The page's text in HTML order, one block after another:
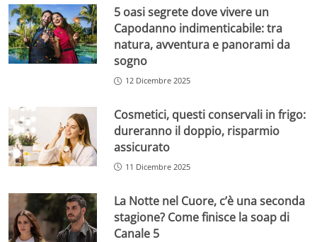
5 oasi segrete dove vivere un
Capodanno indimenticabile: tra
natura, avventura e panorami da
sogno
12 Dicembre 2025
Cosmetici, questi conservali in frigo:
dureranno il doppio, risparmio
assicurato
11 Dicembre 2025
La Notte nel Cuore, c’è una seconda
stagione? Come finisce la soap di
Canale 5